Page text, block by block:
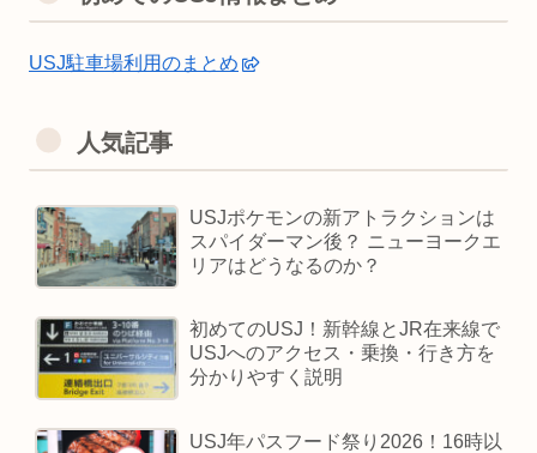
USJ駐車場利用のまとめ
人気記事
USJポケモンの新アトラクションは
スパイダーマン後？ ニューヨークエ
リアはどうなるのか？
初めてのUSJ！新幹線とJR在来線で
USJへのアクセス・乗換・行き方を
分かりやすく説明
USJ年パスフード祭り2026！16時以